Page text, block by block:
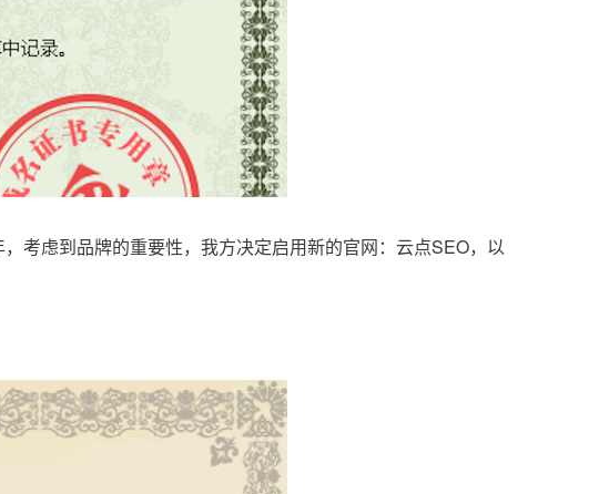
考虑到品牌的重要性，我方决定启用新的官网：云点SEO，以